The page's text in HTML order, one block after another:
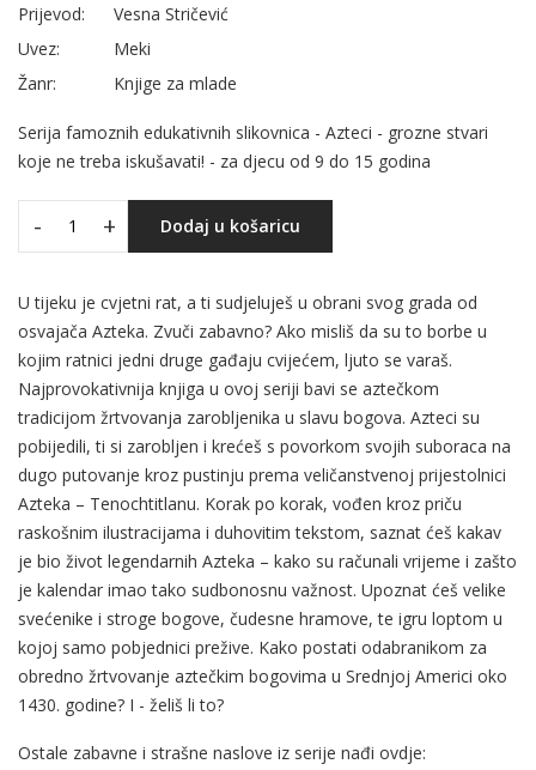
Prijevod:
Vesna Stričević
Uvez:
Meki
Žanr:
Knjige za mlade
Serija famoznih edukativnih slikovnica - Azteci - grozne stvari
koje ne treba iskušavati! - za djecu od 9 do 15 godina
- + Dodaj u košaricu
U tijeku je cvjetni rat, a ti sudjeluješ u obrani svog grada od
osvajača Azteka. Zvuči zabavno? Ako misliš da su to borbe u
kojim ratnici jedni druge gađaju cvijećem, ljuto se varaš.
Najprovokativnija knjiga u ovoj seriji bavi se aztečkom
tradicijom žrtvovanja zarobljenika u slavu bogova. Azteci su
pobijedili, ti si zarobljen i krećeš s povorkom svojih suboraca na
dugo putovanje kroz pustinju prema veličanstvenoj prijestolnici
Azteka – Tenochtitlanu. Korak po korak, vođen kroz priču
raskošnim ilustracijama i duhovitim tekstom, saznat ćeš kakav
je bio život legendarnih Azteka – kako su računali vrijeme i zašto
je kalendar imao tako sudbonosnu važnost. Upoznat ćeš velike
svećenike i stroge bogove, čudesne hramove, te igru loptom u
kojoj samo pobjednici prežive. Kako postati odabranikom za
obredno žrtvovanje aztečkim bogovima u Srednjoj Americi oko
1430. godine? I - želiš li to?
Ostale zabavne i strašne naslove iz serije nađi ovdje: